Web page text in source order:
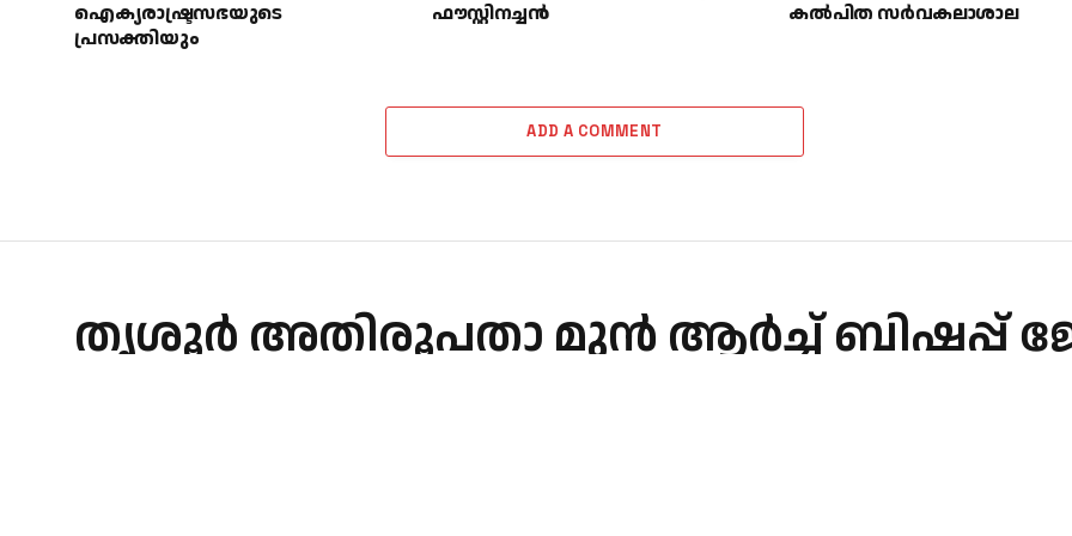
ഐക്യരാഷ്ട്രസഭയുടെ
പ്രസക്തിയും
ഫൗസ്റ്റിനച്ചൻ
കല്‍പിത സര്‍വകലാശാല
ADD A COMMENT
തൃശൂർ അതിരൂപതാ മുൻ ആർച്ച് ബിഷപ്പ്